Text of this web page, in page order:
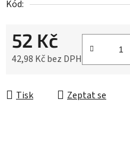
Kód:
52 Kč
42,98 Kč bez DPH
Tisk Zeptat se